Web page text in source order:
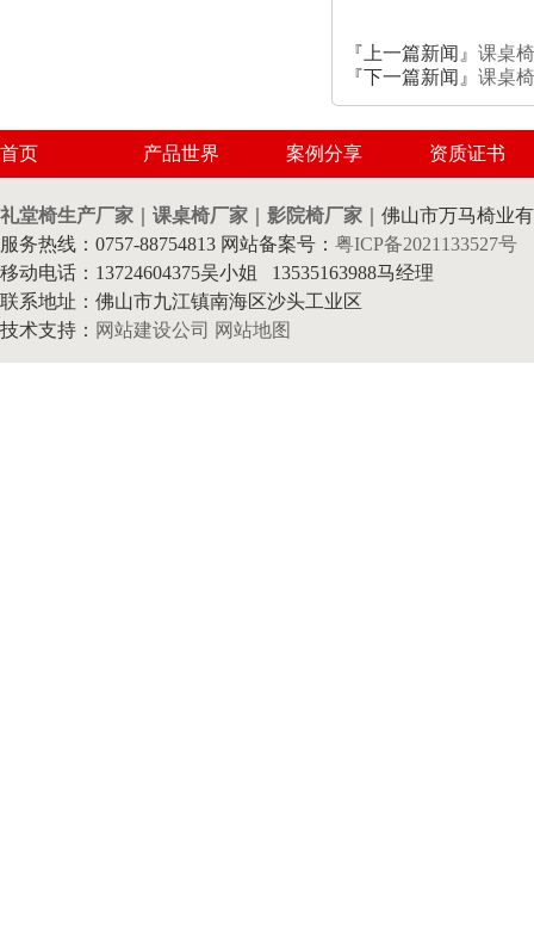
『上一篇新闻』 课桌
『下一篇新闻』 课桌
首页 产品世界 案例分享 资质证书
礼堂椅生产厂家 课桌椅厂家 影院椅厂家 ｜佛山市万马椅业
服务热线：0757-88754813 网站备案号： 粤ICP备2021133527号
移动电话：13724604375吴小姐 13535163988马经理
联系地址：佛山市九江镇南海区沙头工业区
技术支持： 网站建设公司 网站地图